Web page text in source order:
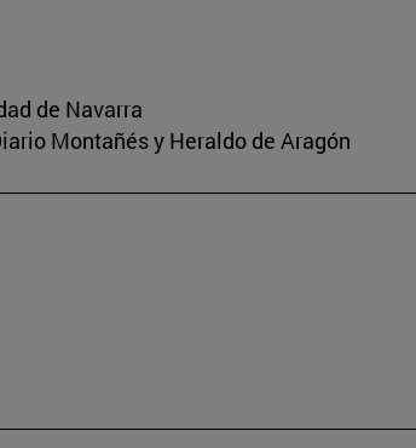
de Navarra
Montañés y Heraldo de Aragón